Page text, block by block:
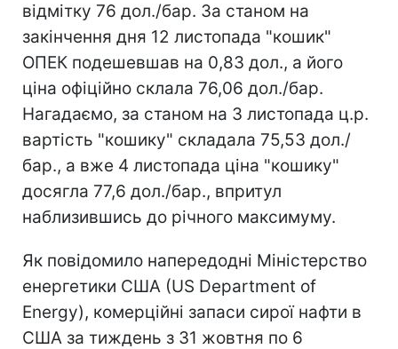
відмітку 76 дол./бар. За станом на
закінчення дня 12 листопада "кошик"
ОПЕК подешевшав на 0,83 дол., а його
ціна офіційно склала 76,06 дол./бар.
Нагадаємо, за станом на 3 листопада ц.р.
вартість "кошику" складала 75,53 дол./
бар., а вже 4 листопада ціна "кошику"
досягла 77,6 дол./бар., впритул
наблизившись до річного максимуму.
Як повідомило напередодні Міністерство
енергетики США (US Department of
Energy), комерційні запаси сирої нафти в
США за тиждень з 31 жовтня по 6